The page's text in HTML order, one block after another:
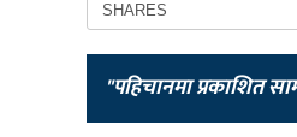
SHARES
"पहिचानमा प्रकाशित